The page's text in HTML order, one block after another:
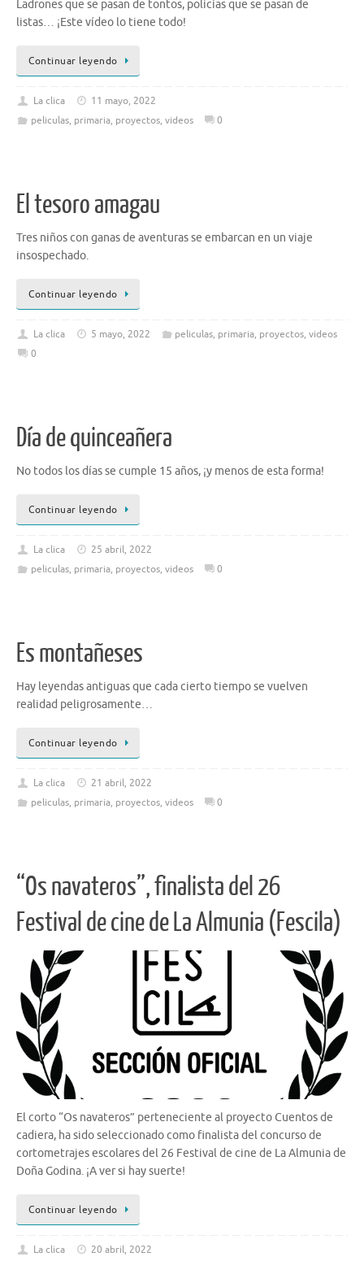
Ladrones que se pasan de tontos, policías que se pasan de
listas… ¡Este vídeo lo tiene todo!
Continuar leyendo
La clica
11 mayo, 2022
peliculas, primaria, proyectos, videos 0
El tesoro amagau
Tres niños con ganas de aventuras se embarcan en un viaje
insospechado.
Continuar leyendo
La clica 5 mayo, 2022 peliculas, primaria, proyectos, videos
0
Día de quinceañera
No todos los días se cumple 15 años, ¡y menos de esta forma!
Continuar leyendo
La clica
25 abril, 2022
peliculas, primaria, proyectos, videos 0
Es montañeses
Hay leyendas antiguas que cada cierto tiempo se vuelven
realidad peligrosamente…
Continuar leyendo
La clica
21 abril, 2022
peliculas, primaria, proyectos, videos 0
“Os navateros”, finalista del 26
Festival de cine de La Almunia (Fescila)
El corto “Os navateros” perteneciente al proyecto Cuentos de
cadiera, ha sido seleccionado como finalista del concurso de
cortometrajes escolares del 26 Festival de cine de La Almunia de
Doña Godina. ¡A ver si hay suerte!
Continuar leyendo
La clica
20 abril, 2022